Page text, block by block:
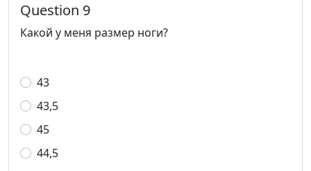
Question 9
Какой у меня размер ноги?
43
43,5
45
44,5